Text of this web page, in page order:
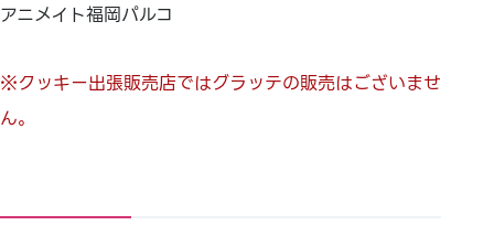
アニメイト福岡パルコ
※クッキー出張販売店ではグラッテの販売はございませ
ん。